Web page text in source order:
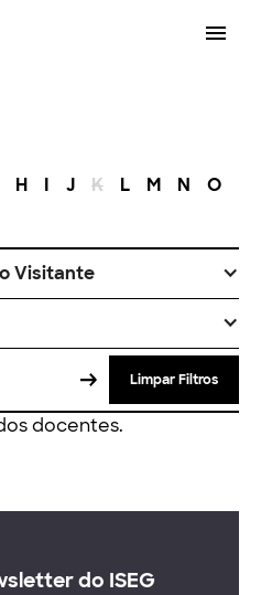
H I J K L M N O
Visitante
Limpar Filtros
docentes.
do ISEG